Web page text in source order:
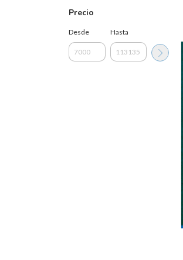
Precio
Desde Hasta